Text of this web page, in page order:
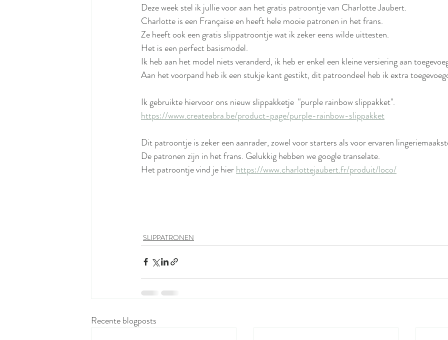
Deze week stel ik jullie voor aan het gratis patroontje van Charlotte Jaubert.
Charlotte is een Française en heeft hele mooie patronen in het frans.
Ze heeft ook een gratis slippatroontje wat ik zeker eens wilde uittesten.
Het is een perfect basismodel.
Ik heb aan het model niets veranderd, ik heb er enkel een kleine versiering aan
Aan het voorpand heb ik een stukje kant gestikt, dit patroondeel heb ik extra
Ik gebruikte hiervoor ons nieuw slippakketje  "purple rainbow slippakket".
https://www.createabra.be/product-page/purple-rainbow-slippakket
Dit patroontje is zeker een aanrader, zowel voor starters als voor ervaren
De patronen zijn in het frans. Gelukkig hebben we google transelate.
Het patroontje vind je hier https://www.charlottejaubert.fr/produit/loco/
SLIPPATRONEN
Recente blogposts